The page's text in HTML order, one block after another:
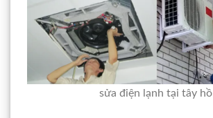
sửa điện lạnh tại tây hồ